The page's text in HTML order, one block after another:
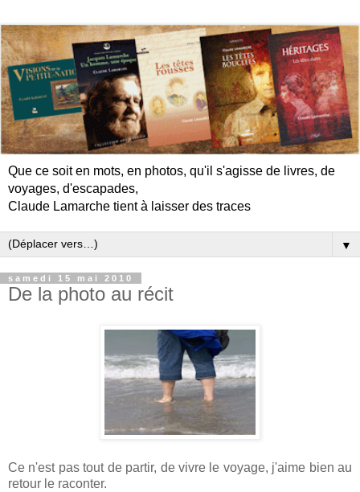
Que ce soit en mots, en photos, qu'il s'agisse de livres, de
voyages, d'escapades,
Claude Lamarche tient à laisser des traces
▼
samedi 15 mai 2010
De la photo au récit
Ce n'est pas tout de partir, de vivre le voyage, j'aime bien au
retour le raconter.